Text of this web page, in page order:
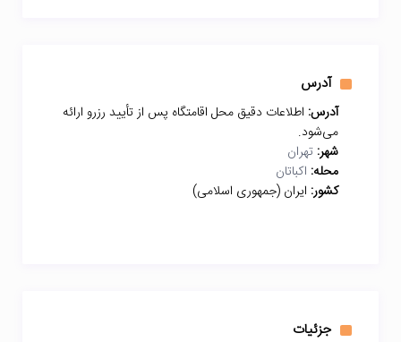
آدرس
آدرس: اطلاعات دقیق محل اقامتگاه پس از تأیید رزرو ارائه
می‌شود.
شهر: تهران
محله: اکباتان
کشور: ایران (جمهوری اسلامی)
جزئیات